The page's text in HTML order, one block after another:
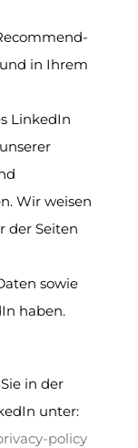
in Ihrem
LinkedIn
Wir weisen
der Seiten
sowie
haben.
in der
unter:
policy